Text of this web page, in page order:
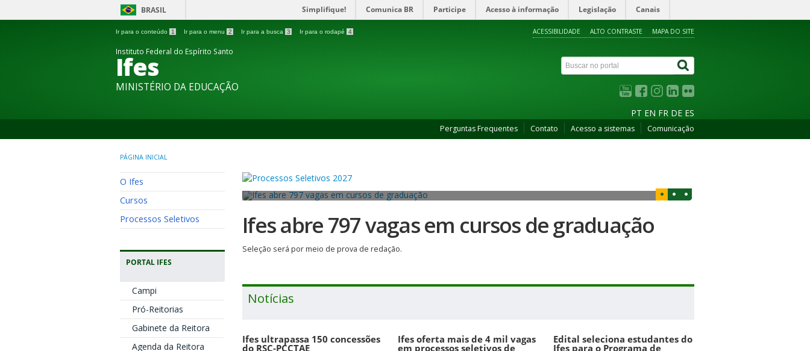
BRASIL Simplifique! Comunica BR Participe Acesso à informação Legislação Canais
Ir para o conteúdo 1 Ir para o menu 2 Ir para a busca 3 Ir para o rodapé 4 ACESSIBILIDADE ALTO CONTRASTE MAPA DO SITE
Instituto Federal do Espírito Santo
Ifes
MINISTÉRIO DA EDUCAÇÃO
PT EN FR DE ES
Perguntas Frequentes Contato Acesso a sistemas Comunicação
PÁGINA INICIAL
O Ifes
Cursos
Processos Seletivos
PORTAL IFES
Campi
Pró-Reitorias
Gabinete da Reitora
Agenda da Reitora
Ifes abre 797 vagas em cursos de graduação
Seleção será por meio de prova de redação.
Notícias
Ifes ultrapassa 150 concessões
do RSC-PCCTAE
Ifes oferta mais de 4 mil vagas
em processos seletivos de
Edital seleciona estudantes do
Ifes para o Programa de